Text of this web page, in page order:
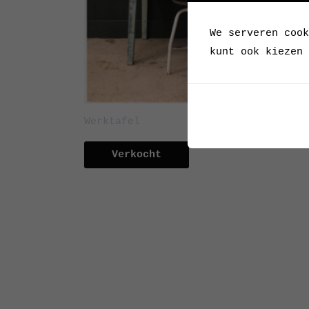
Verkocht
We serveren
kunt ook